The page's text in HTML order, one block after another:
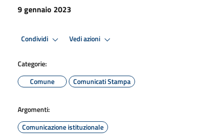
9 gennaio 2023
Condividi Vedi azioni
Categorie:
Comune
Comunicati Stampa
Argomenti:
Comunicazione istituzionale